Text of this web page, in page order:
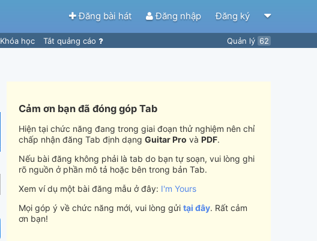
Đăng bài hát Đăng nhập Đăng ký
Khóa học Tắt quảng cáo Quản lý 62
Cảm ơn bạn đã đóng góp Tab
Hiện tại chức năng đang trong giai đoạn thử nghiệm nên chỉ
chấp nhận đăng Tab định dạng Guitar Pro và PDF.
Nếu bài đăng không phải là tab do bạn tự soạn, vui lòng ghi
rõ nguồn ở phần mô tả hoặc bên trong bản Tab.
Xem ví dụ một bài đăng mẫu ở đây: I'm Yours
Mọi góp ý về chức năng mới, vui lòng gửi tại đây. Rất cảm
ơn bạn!